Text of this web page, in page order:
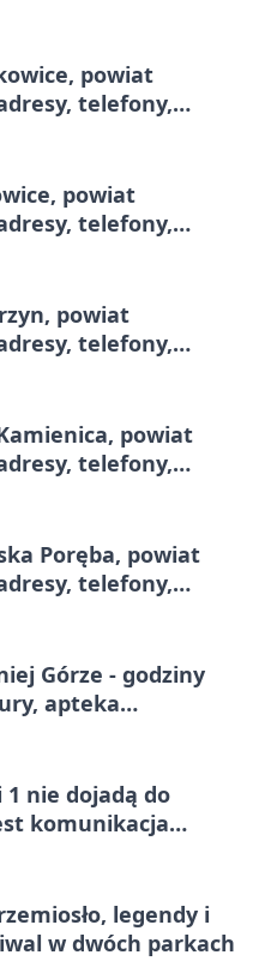
powiat
telefony,
powiat
telefony,
powiat
telefony,
powiat
telefony,
Poręba, powiat
telefony,
Górze - godziny
apteka
nie dojadą do
komunikacja
legendy i
w dwóch parkach